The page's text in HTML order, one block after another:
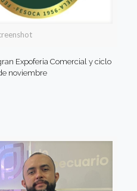
Expoferia Comercial y ciclo
noviembre